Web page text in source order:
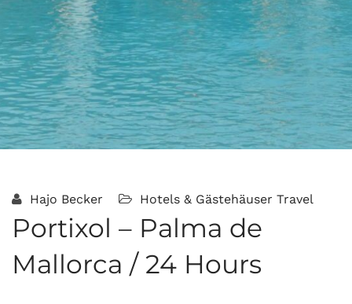
Hajo Becker Hotels & Gästehäuser Travel
Portixol – Palma de
Mallorca / 24 Hours